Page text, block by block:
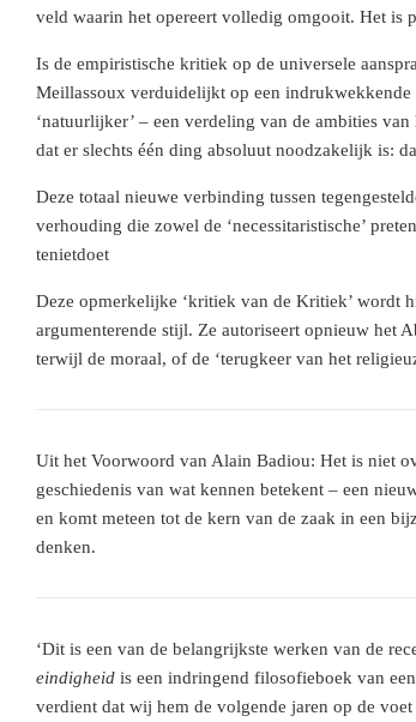
veld waarin het opereert volledig omgooit. Het is
Is de empiristische kritiek op de universele
Meillassoux verduidelijkt op een indrukwekkende
‘natuurlijker’ – een verdeling van de ambities
dat er slechts één ding absoluut noodzakelijk is:
Deze totaal nieuwe verbinding tussen
verhouding die zowel de ‘necessitaristische’
tenietdoet
Deze opmerkelijke ‘kritiek van de Kritiek’ wordt
argumenterende stijl. Ze autoriseert opnieuw het
terwijl de moraal, of de ‘terugkeer van het
Uit het Voorwoord van Alain Badiou: Het is niet
geschiedenis van wat kennen betekent – een
en komt meteen tot de kern van de zaak in een
denken.
‘Dit is een van de belangrijkste werken van de
eindigheid is een indringend filosofieboek van
verdient dat wij hem de volgende jaren op de